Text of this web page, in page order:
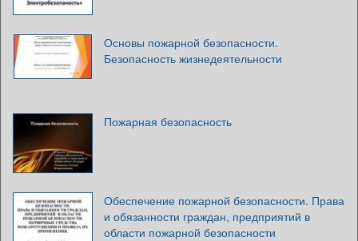
Основы пожарной безопасности.
Безопасность жизнедеятельности
Пожарная безопасность
Обеспечение пожарной безопасности. Права
и обязанности граждан, предприятий в
области пожарной безопасности